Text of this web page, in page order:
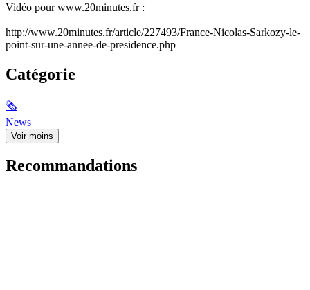
Vidéo pour www.20minutes.fr :
http://www.20minutes.fr/article/227493/France-Nicolas-Sarkozy-le-
point-sur-une-annee-de-presidence.php
Catégorie
🗞
News
Voir moins
Recommandations